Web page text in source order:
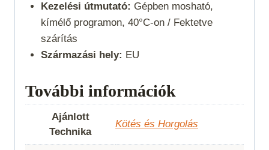
Kezelési útmutató: Gépben mosható,
kímélő programon, 40°C-on / Fektetve
szárítás
Származási hely: EU
További információk
Ajánlott
Technika
Kötés és Horgolás